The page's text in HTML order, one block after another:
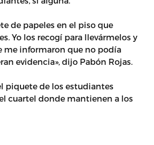
de papeles en el piso que
Yo los recogí para llevármelos y
me informaron que no podía
evidencia», dijo Pabón Rojas.
piquete de los estudiantes
cuartel donde mantienen a los